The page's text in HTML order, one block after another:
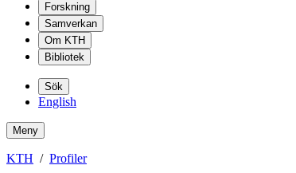
Forskning
Samverkan
Om KTH
Bibliotek
Sök
English
Meny
KTH Profiler